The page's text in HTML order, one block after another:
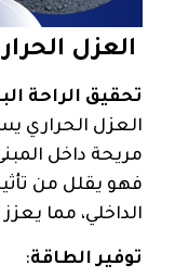
العزل
تحقيق الراحة
العزل الحراري
مريحة داخل
فهو يقلل من
الداخلي، مما
توفير الطاقة: